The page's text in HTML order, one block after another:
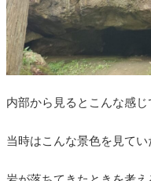
内部から見るとこんな感じ
当時はこんな景色を見て